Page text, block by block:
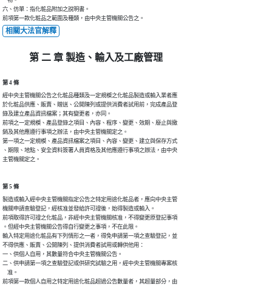
六、仿單：指化粧品附加之說明書。
前項第一款化粧品之範圍及種類，由中央主管機關公告之。
相關大法官解釋
第 二 章 製造、輸入及工廠管理
第 4 條
經中央主管機關公告之化粧品種類及一定規模之化粧品製造或輸入業者應
於化粧品供應、販賣、贈送、公開陳列或提供消費者試用前，完成產品登
錄及建立產品資訊檔案；其有變更者，亦同。
前項之一定規模、產品登錄之項目、內容、程序、變更、效期、廢止與撤
銷及其他應遵行事項之辦法，由中央主管機關定之。
第一項之一定規模、產品資訊檔案之項目、內容、變更、建立與保存方式
、期限、地點、安全資料簽署人員資格及其他應遵行事項之辦法，由中央
主管機關定之。
第 5 條
製造或輸入經中央主管機關指定公告之特定用途化粧品者，應向中央主管
機關申請查驗登記，經核准並發給許可證後，始得製造或輸入。
前項取得許可證之化粧品，非經中央主管機關核准，不得變更原登記事項
。但經中央主管機關公告得自行變更之事項，不在此限。
輸入特定用途化粧品有下列情形之一者，得免申請第一項之查驗登記，並
不得供應、販賣、公開陳列、提供消費者試用或轉供他用：
一、供個人自用，其數量符合中央主管機關公告。
二、供申請第一項之查驗登記或供研究試驗之用，經中央主管機關專案核
    准。
前項第一款個人自用之特定用途化粧品超過公告數量者，其超量部分，由